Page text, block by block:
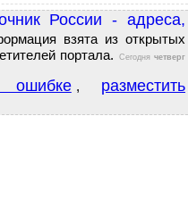
России - адреса,
взята из открытых
портала.
Сегоднячетверг
ошибке ,
разместить